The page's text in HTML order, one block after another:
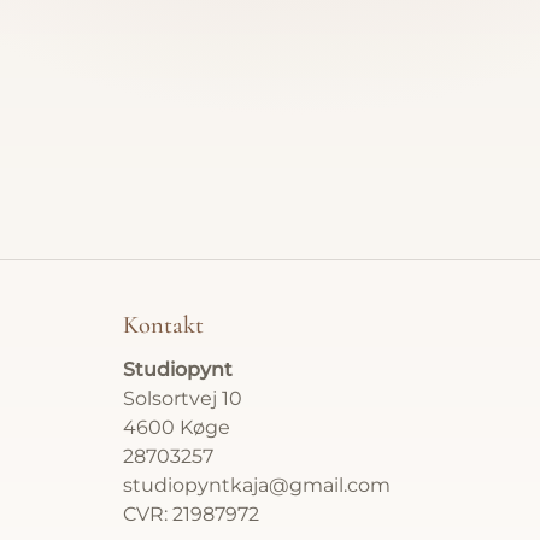
Atelier
Kontakt
Studiopynt
Solsortvej 10
4600 Køge
28703257
studiopyntkaja@gmail.com
CVR: 21987972